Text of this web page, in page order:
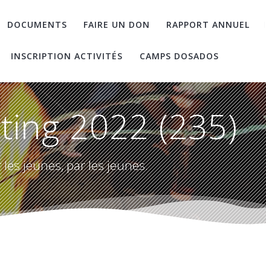
DOCUMENTS FAIRE UN DON RAPPORT ANNUEL
INSCRIPTION ACTIVITÉS CAMPS DOSADOS
2022 (235)
les jeunes, par les jeunes.